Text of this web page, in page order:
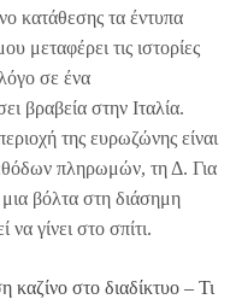
κατάθεσης τα έντυπα
μεταφέρει τις ιστορίες
σε ένα
βραβεία στην Ιταλία.
της ευρωζώνης είναι
πληρωμών, τη Δ. Για
βόλτα στη διάσημη
γίνει στο σπίτι.
καζίνο στο διαδίκτυο – Τι